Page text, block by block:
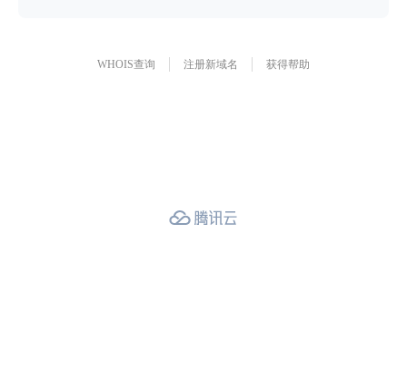
WHOIS查询 注册新域名 获得帮助